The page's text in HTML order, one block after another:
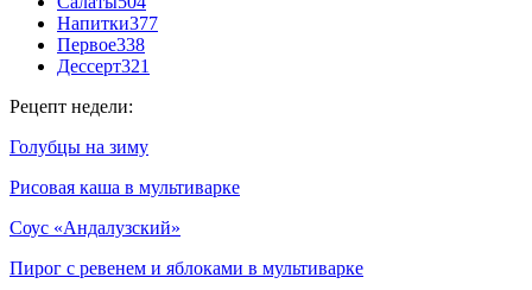
Напитки377
Первое338
Дессерт321
Рецепт недели:
Голубцы на зиму
Рисовая каша в мультиварке
Соус «Андалузский»
Пирог с ревенем и яблоками в мультиварке